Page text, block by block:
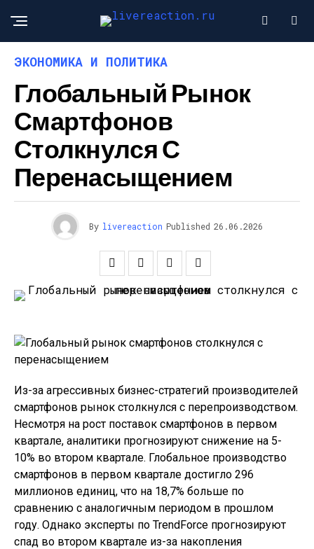
ЭКОНОМИКА И ПОЛИТИКА
Глобальный Рынок
Смартфонов
Столкнулся С
Перенасыщением
By livereaction Published 26.06.2026
Из-за агрессивных бизнес-стратегий производителей
смартфонов рынок столкнулся с перепроизводством.
Несмотря на рост поставок смартфонов в первом
квартале, аналитики прогнозируют снижение на 5-
10% во втором квартале. Глобальное производство
смартфонов в первом квартале достигло 296
миллионов единиц, что на 18,7% больше по
сравнению с аналогичным периодом в прошлом
году. Однако эксперты по TrendForce прогнозируют
спад во втором квартале из-за накопления